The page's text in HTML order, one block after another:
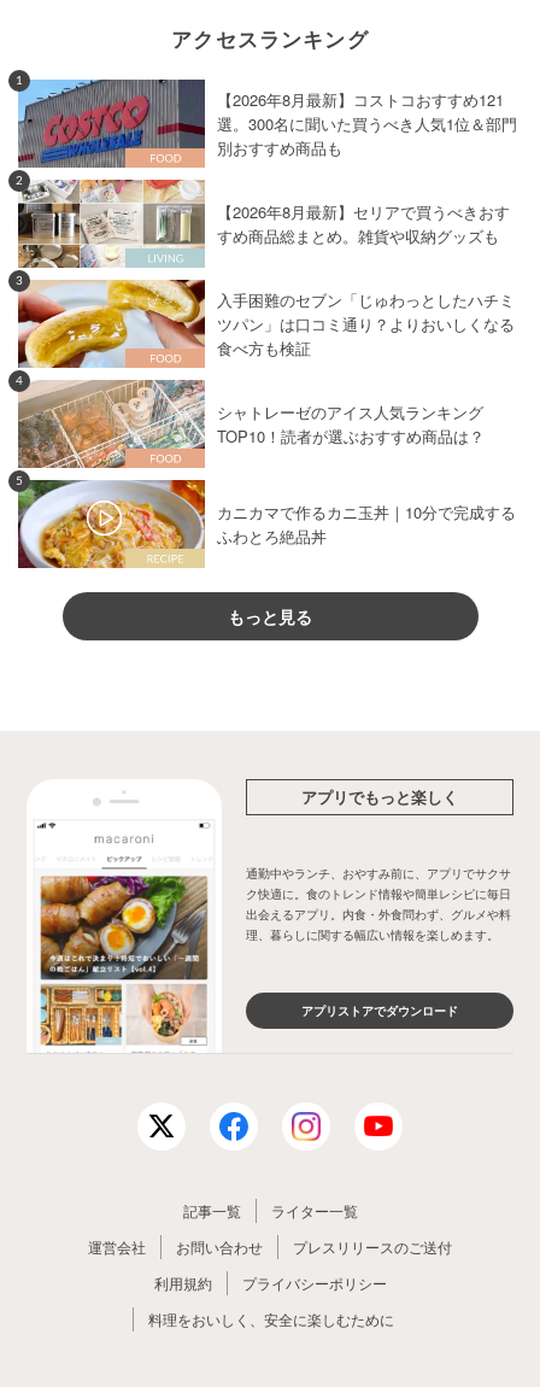
アクセスランキング
1
【2026年8月最新】コストコおすすめ121
選。300名に聞いた買うべき人気1位＆部門
別おすすめ商品も
2
【2026年8月最新】セリアで買うべきおす
すめ商品総まとめ。雑貨や収納グッズも
3
入手困難のセブン「じゅわっとしたハチミ
ツパン」は口コミ通り？よりおいしくなる
食べ方も検証
4
シャトレーゼのアイス人気ランキング
TOP10！読者が選ぶおすすめ商品は？
5
カニカマで作るカニ玉丼｜10分で完成する
ふわとろ絶品丼
もっと見る
アプリでもっと楽しく
通勤中やランチ、おやすみ前に、アプリでサクサ
ク快適に。食のトレンド情報や簡単レシピに毎日
出会えるアプリ。内食・外食問わず、グルメや料
理、暮らしに関する幅広い情報を楽しめます。
アプリストアでダウンロード
記事一覧
ライター一覧
運営会社
お問い合わせ
プレスリリースのご送付
利用規約
プライバシーポリシー
料理をおいしく、安全に楽しむために